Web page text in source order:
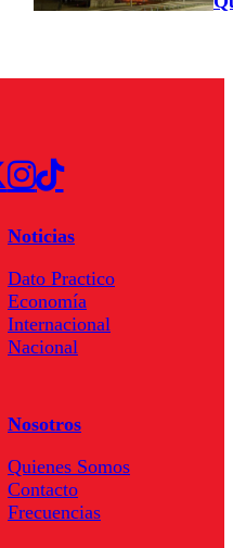
Noticias
Dato Practico
Economía
Internacional
Nacional
Nosotros
Quienes Somos
Contacto
Frecuencias